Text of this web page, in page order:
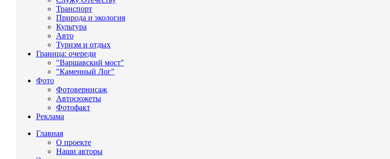
Транспорт
Природа и экология
Культура
Авто
Туризм и отдых
Граница: очереди
"Варшавский мост"
"Каменный Лог"
Фото
Фотовернисаж
Автосюжеты
Фотофакт
Реклама
Главная
О проекте
Наши авторы